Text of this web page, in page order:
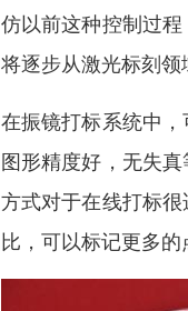
仿以前这种控制过
将逐步从激光标刻领
在振镜打标系统中
图形精度好，无失
方式对于在线打标
比，可以标记更多的